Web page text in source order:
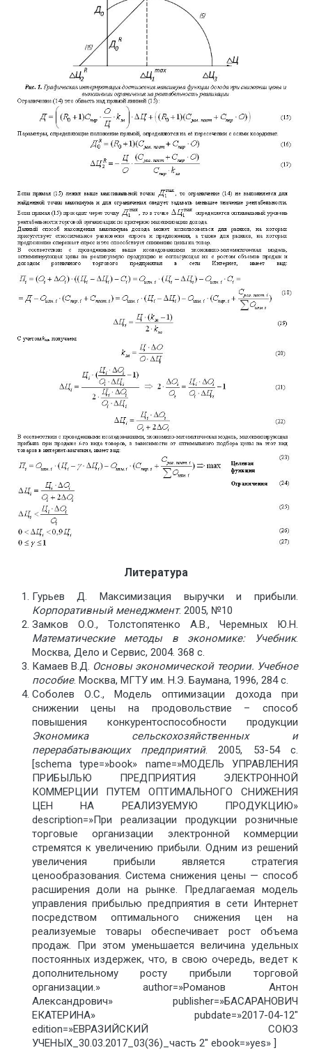
Литература
Гурьев Д. Максимизация выручки и прибыли.
Корпоративный менеджмент. 2005, №10
Замков О.О., Толстопятенко А.В., Черемных Ю.Н.
Математические методы в экономике: Учебник.
Москва, Дело и Сервис, 2004. 368 с.
Камаев В.Д. Основы экономической теории. Учебное
пособие. Москва, МГТУ им. Н.Э. Баумана, 1996, 284 с.
Соболев О.С., Модель оптимизации дохода при
снижении цены на продовольствие – способ
повышения конкурентоспособности продукции
Экономика сельскохозяйственных и
перерабатывающих предприятий. 2005, 53-54 с.
[schema type=»book» name=»МОДЕЛЬ УПРАВЛЕНИЯ
ПРИБЫЛЬЮ ПРЕДПРИЯТИЯ ЭЛЕКТРОННОЙ
КОММЕРЦИИ ПУТЕМ ОПТИМАЛЬНОГО СНИЖЕНИЯ
ЦЕН НА РЕАЛИЗУЕМУЮ ПРОДУКЦИЮ»
description=»При реализации продукции розничные
торговые организации электронной коммерции
стремятся к увеличению прибыли. Одним из решений
увеличения прибыли является стратегия
ценообразования. Система снижения цены — способ
расширения доли на рынке. Предлагаемая модель
управления прибылью предприятия в сети Интернет
посредством оптимального снижения цен на
реализуемые товары обеспечивает рост объема
продаж. При этом уменьшается величина удельных
постоянных издержек, что, в свою очередь, ведет к
дополнительному росту прибыли торговой
организации.» author=»Романов Антон
Александрович» publisher=»БАСАРАНОВИЧ
ЕКАТЕРИНА» pubdate=»2017-04-12″
edition=»ЕВРАЗИЙСКИЙ СОЮЗ
УЧЕНЫХ_30.03.2017_03(36)_часть 2″ ebook=»yes» ]